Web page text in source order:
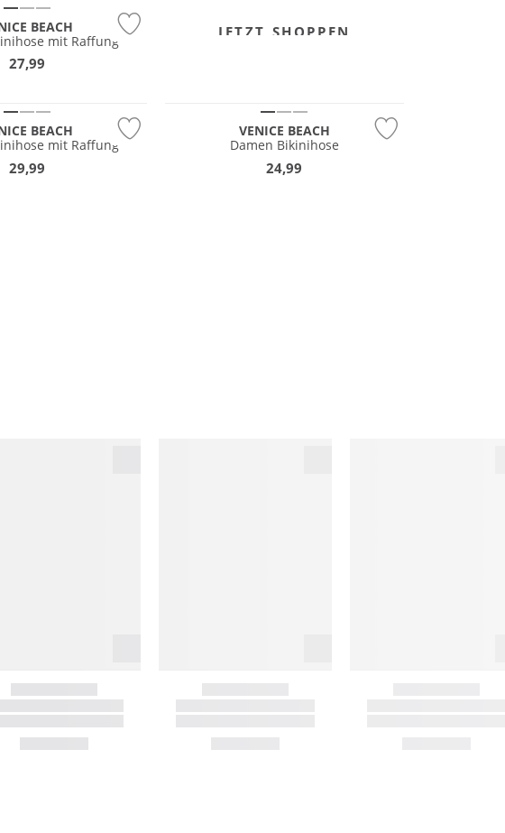
BEACH
mit Raffung
27,99
JETZT SHOPPEN
BEACH
mit Raffung
29,99
VENICE BEACH
Damen Bikinihose
24,99